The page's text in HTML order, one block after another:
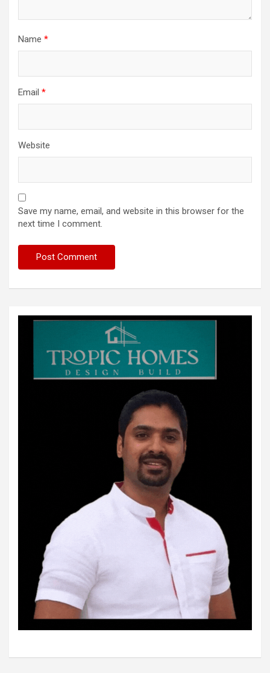
Name *
Email *
Website
Save my name, email, and website in this browser for the
next time I comment.